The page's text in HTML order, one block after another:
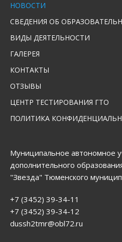
НОВОСТИ
СВЕДЕНИЯ ОБ
ВИДЫ ДЕЯТЕЛЬНОСТИ
ГАЛЕРЕЯ
КОНТАКТЫ
ОТЗЫВЫ
ЦЕНТР ТЕСТИРОВАНИЯ ГТО
ПОЛИТИКА
Муниципальное автономное
дополнительного
"Звезда" Тюменского
+7 (3452) 39-34-11
+7 (3452) 39-34-12
dussh2tmr@obl72.ru